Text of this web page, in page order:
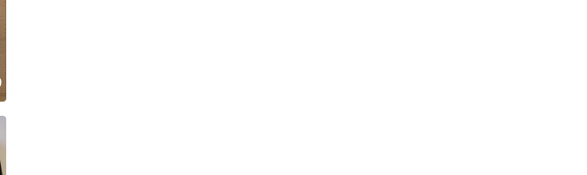
発送日数内に発送しています